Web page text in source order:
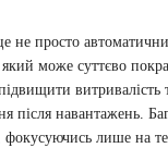
не просто
може суттєво
витривалість
після навантажень.
лише на